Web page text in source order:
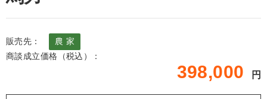
販売先：
農 家
商談成立価格（税込）：
398,000 円